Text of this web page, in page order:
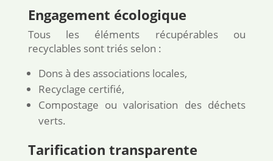
Engagement écologique
Tous les éléments récupérables ou
recyclables sont triés selon :
Dons à des associations locales,
Recyclage certifié,
Compostage ou valorisation des déchets
verts.
Tarification transparente